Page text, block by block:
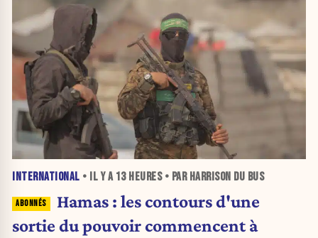
INTERNATIONAL • IL Y A 13 HEURES• PAR HARRISON DU BUS
Hamas : les contours d'une
sortie du pouvoir commencent à